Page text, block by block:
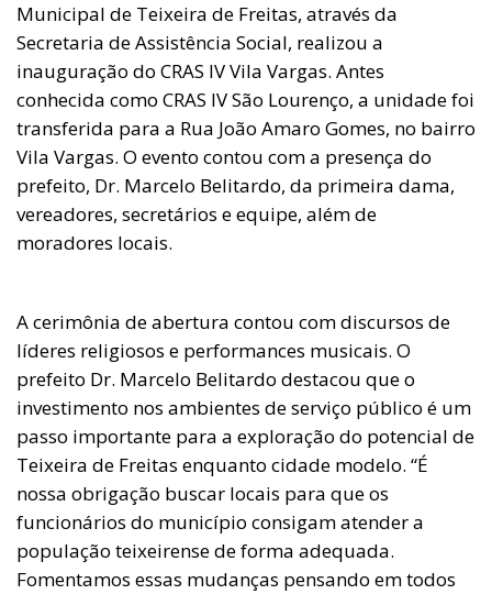
Municipal de Teixeira de Freitas, através da
Secretaria de Assistência Social, realizou a
inauguração do CRAS IV Vila Vargas. Antes
conhecida como CRAS IV São Lourenço, a unidade foi
transferida para a Rua João Amaro Gomes, no bairro
Vila Vargas. O evento contou com a presença do
prefeito, Dr. Marcelo Belitardo, da primeira dama,
vereadores, secretários e equipe, além de
moradores locais.
A cerimônia de abertura contou com discursos de
líderes religiosos e performances musicais. O
prefeito Dr. Marcelo Belitardo destacou que o
investimento nos ambientes de serviço público é um
passo importante para a exploração do potencial de
Teixeira de Freitas enquanto cidade modelo. “É
nossa obrigação buscar locais para que os
funcionários do município consigam atender a
população teixeirense de forma adequada.
Fomentamos essas mudanças pensando em todos